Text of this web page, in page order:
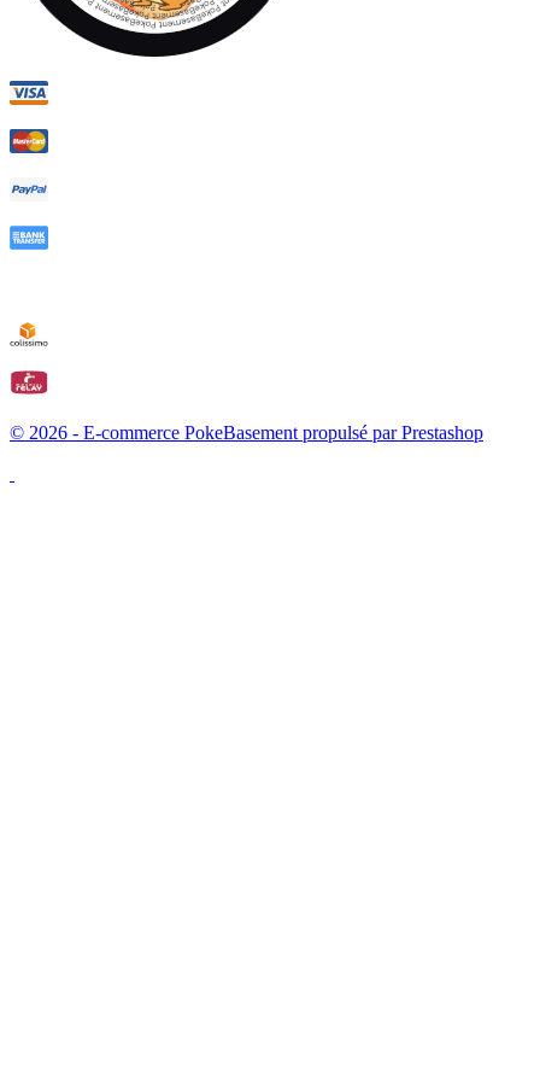
© 2026 - E-commerce PokeBasement propulsé par Prestashop